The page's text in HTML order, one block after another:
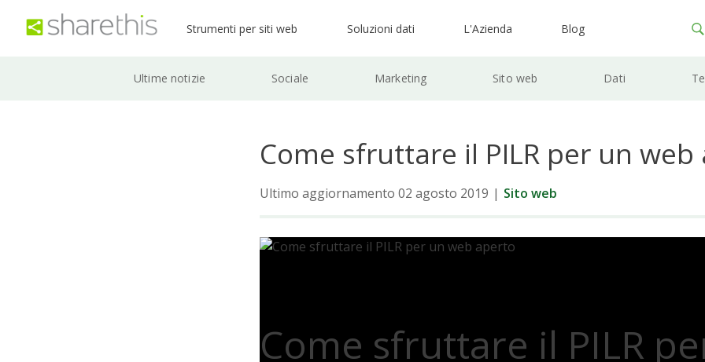
Strumenti per siti web Soluzioni dati L'Azienda Blog
Ultime notizie Sociale Marketing Sito web Dati
Come sfruttare il PILR per un
Ultimo aggiornamento 02 agosto 2019 | Sito web
Come sfruttare il PILR